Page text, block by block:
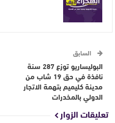
السابق
البوليساريو توزع 287 سنة
نافذة في حق 19 شاب من
مدينة كليميم بتهمة الاتجار
الدولي بالمخدرات
تعليقات الزوار